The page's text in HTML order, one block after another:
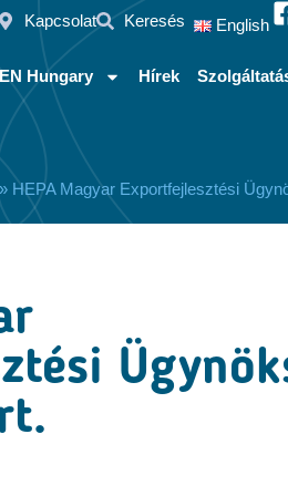
Kapcsolat Keresés English
Hungary Hírek
» HEPA Magyar Exportfejlesztési